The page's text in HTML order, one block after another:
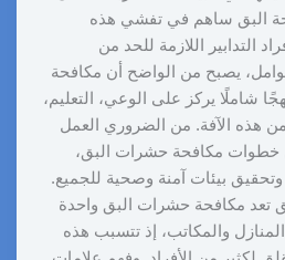
البق ساهم في تفشي هذه
التدابير اللازمة للحد من
يصبح من الواضح أن مكافحة
شاملًا يركز على الوعي، التعليم،
من هذه الآفة. من الضروري العمل
خطوات مكافحة حشرات البق،
بيئات آمنة وصحية للجميع.
تعد مكافحة حشرات البق واحدة
والمكاتب، إذ تتسبب هذه